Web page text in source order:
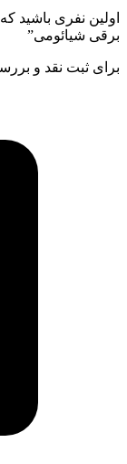
اولین نفری باشید
برقی شیائومی”
برای ثبت نقد و